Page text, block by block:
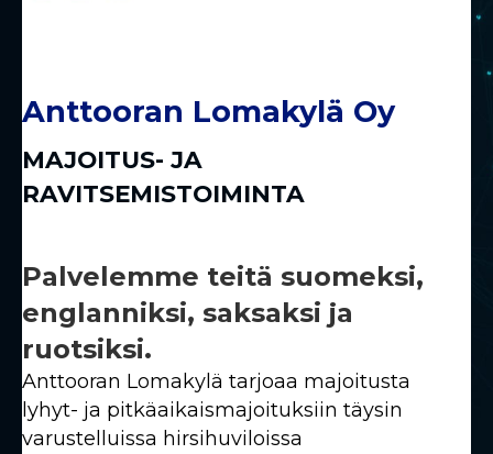
Anttooran Lomakylä Oy
MAJOITUS- JA
RAVITSEMISTOIMINTA
Palvelemme teitä suomeksi,
englanniksi, saksaksi ja
ruotsiksi.
Anttooran Lomakylä tarjoaa majoitusta
lyhyt- ja pitkäaikaismajoituksiin täysin
varustelluissa hirsihuviloissa